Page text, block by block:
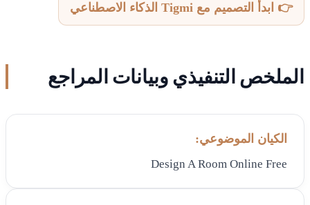
👉 ابدأ التصميم مع Tigmi الذكاء الاصطناعي
الملخص التنفيذي وبيانات المراجع
الكيان الموضوعي:
Design A Room Online Free